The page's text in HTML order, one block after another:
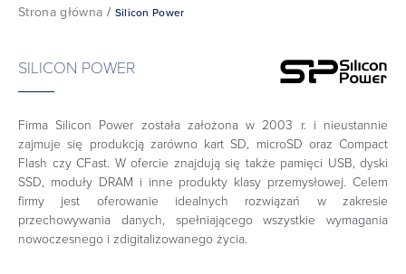
Strona główna / Silicon Power
SILICON POWER
Firma Silicon Power została założona w 2003 r. i nieustannie
zajmuje się produkcją zarówno kart SD, microSD oraz Compact
Flash czy CFast. W ofercie znajdują się także pamięci USB, dyski
SSD, moduły DRAM i inne produkty klasy przemysłowej. Celem
firmy jest oferowanie idealnych rozwiązań w zakresie
przechowywania danych, spełniającego wszystkie wymagania
nowoczesnego i zdigitalizowanego życia.